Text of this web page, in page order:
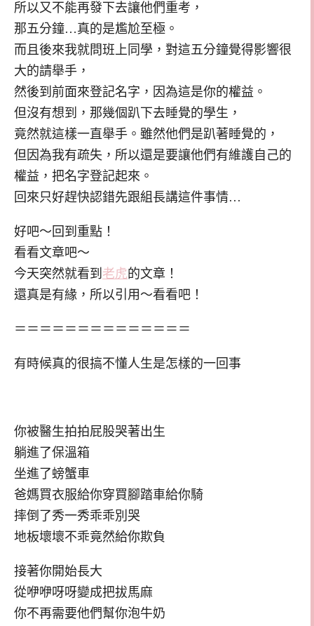
所以又不能再發下去讓他們重考，
那五分鐘…真的是尷尬至極。
而且後來我就問班上同學，對這五分鐘覺得影響很
大的請舉手，
然後到前面來登記名字，因為這是你的權益。
但沒有想到，那幾個趴下去睡覺的學生，
竟然就這樣一直舉手。雖然他們是趴著睡覺的，
但因為我有疏失，所以還是要讓他們有維護自己的
權益，把名字登記起來。
回來只好趕快認錯先跟組長講這件事情…
好吧～回到重點！
看看文章吧～
今天突然就看到 老虎的文章！
還真是有緣，所以引用～看看吧！
＝＝＝＝＝＝＝＝＝＝＝＝＝＝
有時候真的很搞不懂人生是怎樣的一回事
你被醫生拍拍屁股哭著出生
躺進了保溫箱
坐進了螃蟹車
爸媽買衣服給你穿買腳踏車給你騎
摔倒了秀一秀乖乖別哭
地板壞壞不乖竟然給你欺負
接著你開始長大
從咿咿呀呀變成把拔馬麻
你不再需要他們幫你泡牛奶